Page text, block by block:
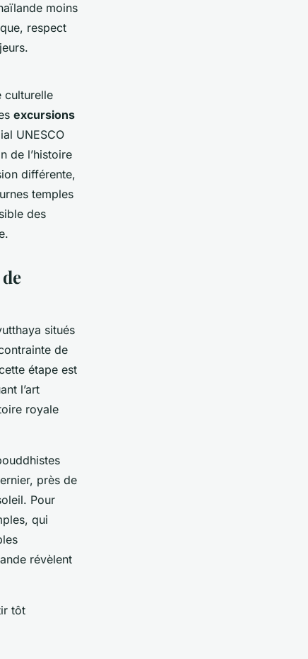
moins
respect
culturelle
excursions
UNESCO
de l’histoire
différente,
temples
des
situés
de
étape est
l’art
royale
près de
Pour
qui
révèlent
tôt